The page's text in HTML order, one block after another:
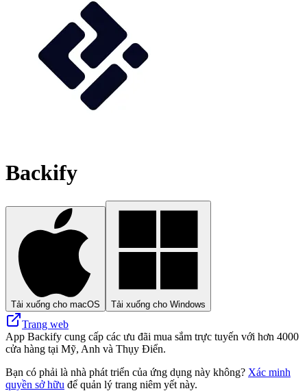
Backify
Tải xuống cho macOS Tải xuống cho Windows
Trang web
App Backify cung cấp các ưu đãi mua sắm trực tuyến với hơn 4000
cửa hàng tại Mỹ, Anh và Thụy Điển.
Bạn có phải là nhà phát triển của ứng dụng này không? Xác minh
quyền sở hữu để quản lý trang niêm yết này.